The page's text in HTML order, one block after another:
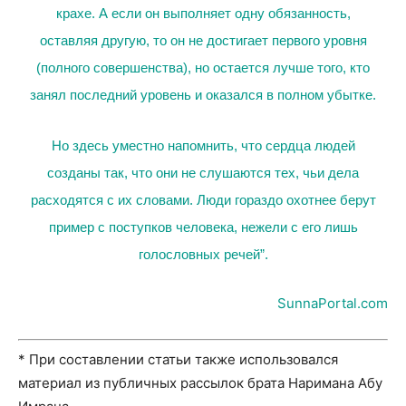
крахе. А если он выполняет одну обязанность,
оставляя другую, то он не достигает первого уровня
(полного совершенства), но остается лучше того, кто
занял последний уровень и оказался в полном убытке.
Но здесь уместно напомнить, что сердца людей
созданы так, что они не слушаются тех, чьи дела
расходятся с их словами. Люди гораздо охотнее берут
пример с поступков человека, нежели с его лишь
голословных речей”.
SunnaPortal.com
* При составлении статьи также использовался
материал из публичных рассылок брата Наримана Абу